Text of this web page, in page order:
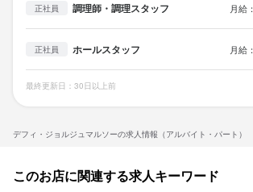
デフィ・ジョルジュマルソーの求人情報（アルバイト・パート）
正社員 調理師・調理スタッフ 月給：
正社員 ホールスタッフ 月給：
最終更新日：30日以上前
このお店に関連する求人キーワード